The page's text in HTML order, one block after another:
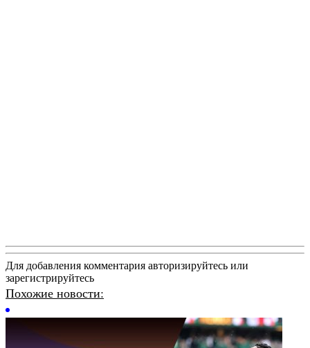
Для добавления комментария авторизируйтесь или
зарегистрируйтесь
Похожие новости: